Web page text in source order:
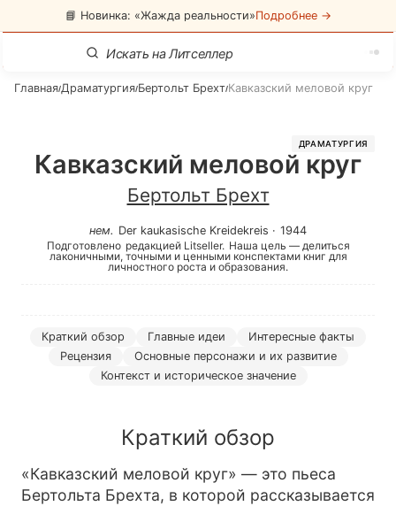
📘 Новинка: «Жажда реальности»Подробнее →
Главная/Драматургия/Бертольт Брехт/Кавказский меловой круг
ДРАМАТУРГИЯ
Кавказский меловой круг
Бертольт Брехт
нем. Der kaukasische Kreidekreis · 1944
Подготовлено редакцией Litseller. Наша цель — делиться
лаконичными, точными и ценными конспектами книг для
личностного роста и образования.
Краткий обзор Главные идеи
Интересные факты
Рецензия
Основные персонажи и их развитие
Контекст и историческое значение
Краткий обзор
«Кавказский меловой круг» — это пьеса
Бертольта Брехта, в которой рассказывается